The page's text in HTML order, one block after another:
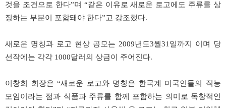
것을 조건으로 한다”며 “같은 이유로 새로운 로고에도 주류를 상
징하는 부분이 포함돼야 한다”고 강조했다.
새로운 명칭과 로고 현상 공모는 2009년도3월31일까지 이며 당
선작에는 각각 1000달러의 상금이 주어진다.
이창희
회장은 “새로운 로고와 명칭은 한국계 미국인들의 직능
모임이라는 점과 식품과 주류를 함께 포함하는 의미로 독창적인